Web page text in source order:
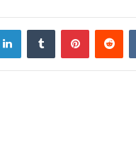
LinkedInTumblr Pinterest